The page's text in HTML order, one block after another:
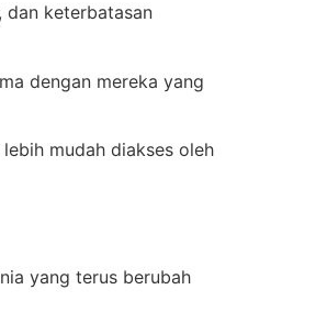
keterbatasan
dengan mereka yang
mudah diakses oleh
yang terus berubah